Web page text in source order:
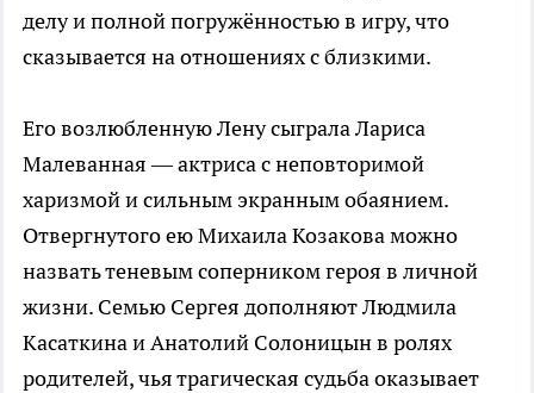
делу и полной погружённостью в игру, что
сказывается на отношениях с близкими.
Его возлюбленную Лену сыграла Лариса
Малеванная — актриса с неповторимой
харизмой и сильным экранным обаянием.
Отвергнутого ею Михаила Козакова можно
назвать теневым соперником героя в личной
жизни. Семью Сергея дополняют Людмила
Касаткина и Анатолий Солоницын в ролях
родителей, чья трагическая судьба оказывает